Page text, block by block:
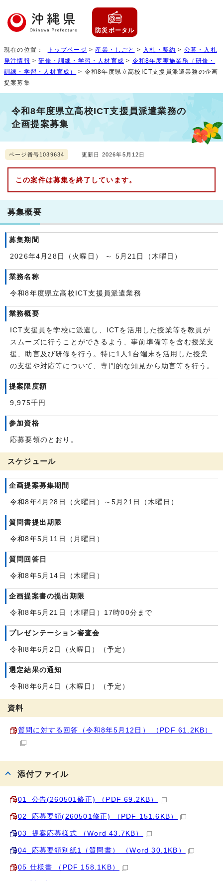
防災ポータル
現在の位置： トップページ > 産業・しごと > 入札・契約 > 公募・入札
発注情報 >研修・訓練・学習・人材育成 > 令和8年度実施業務（研修・
訓練・学習・人材育成）
> 令和8年度県立高校ICT支援員派遣業務の企画
提案募集
令和8年度県立高校ICT支援員派遣業務の
企画提案募集
ページ番号1039634 更新日 2026年5月12日
この案件は募集を終了しています。
募集概要
募集期間
2026年4月28日（火曜日） ～ 5月21日（木曜日）
業務名称
令和8年度県立高校ICT支援員派遣業務
業務概要
ICT支援員を学校に派遣し、ICTを活用した授業等を教員が
スムーズに行うことができるよう、事前準備等を含む授業支
援、助言及び研修を行う。特に1人1台端末を活用した授業
の支援や対応等について、専門的な知見から助言等を行う。
提案限度額
9,975千円
参加資格
応募要領のとおり。
スケジュール
企画提案募集期間
令和8年4月28日（火曜日）～5月21日（木曜日）
質問書提出期限
令和8年5月11日（月曜日）
質問回答日
令和8年5月14日（木曜日）
企画提案書の提出期限
令和8年5月21日（木曜日）17時00分まで
プレゼンテーション審査会
令和8年6月2日（火曜日）（予定）
選定結果の通知
令和8年6月4日（木曜日）（予定）
資料
質問に対する回答（令和8年5月12日） （PDF 61.2KB）
添付ファイル
01_公告(260501修正) （PDF 69.2KB）
02_応募要領(260501修正) （PDF 151.6KB）
03_提案応募様式 （Word 43.7KB）
04_応募要領別紙1（質問書） （Word 30.1KB）
05 仕様書 （PDF 158.1KB）